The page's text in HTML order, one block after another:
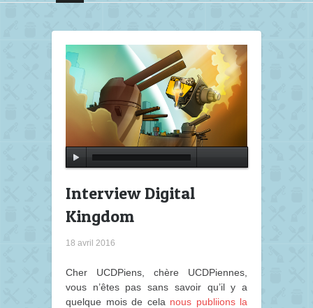
Interview Digital
Kingdom
18 avril 2016
Cher UCDPiens, chère UCDPiennes,
vous n’êtes pas sans savoir qu’il y a
quelque mois de cela nous publiions la